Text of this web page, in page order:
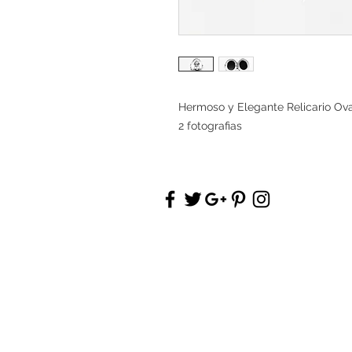
Hermoso y Elegante Relicario
2 fotografias